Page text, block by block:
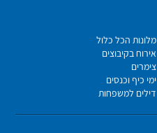
מלונות הכל כלול
אירוח בקיבוצים
צימרים
ימי כיף וכנסים
דילים למשפחות